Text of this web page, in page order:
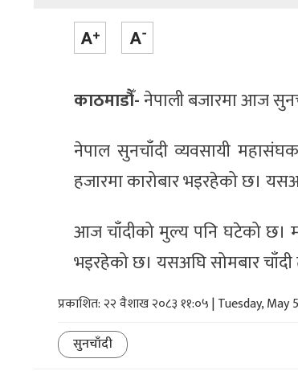
काठमाडौँ-नेपाली बजारमा आज
नेपाल सुनचाँदी व्यवसायी
हजारमा कारोबार भइरहेको छ।
आज चाँदीको मुल्य पनि घटेको छ।
भइरहेको छ। यसअघि सोमबार चाँदी
प्रकाशित: २२ वैशाख २०८३ ११:०५ | Tuesday, May
सुनचाँदी